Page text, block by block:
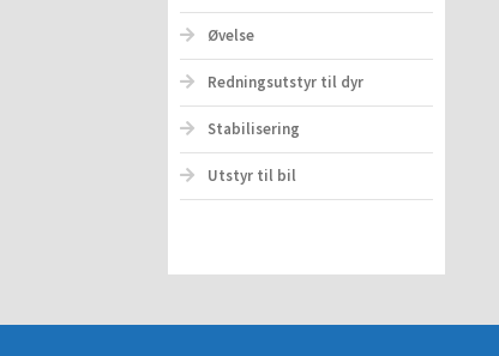
Øvelse
Redningsutstyr til dyr
Stabilisering
Utstyr til bil